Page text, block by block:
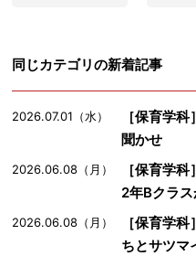
同じカテゴリの新着記事
2026.07.01（水）
［保育学
聞かせ
2026.06.08（月）
［保育学
2年Bクラ
2026.06.08（月）
［保育学
ちとサツマ